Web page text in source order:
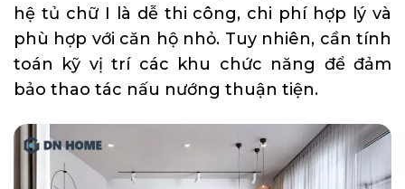
hệ tủ chữ I là dễ thi công, chi phí hợp lý và
phù hợp với căn hộ nhỏ. Tuy nhiên, cần tính
toán kỹ vị trí các khu chức năng để đảm
bảo thao tác nấu nướng thuận tiện.